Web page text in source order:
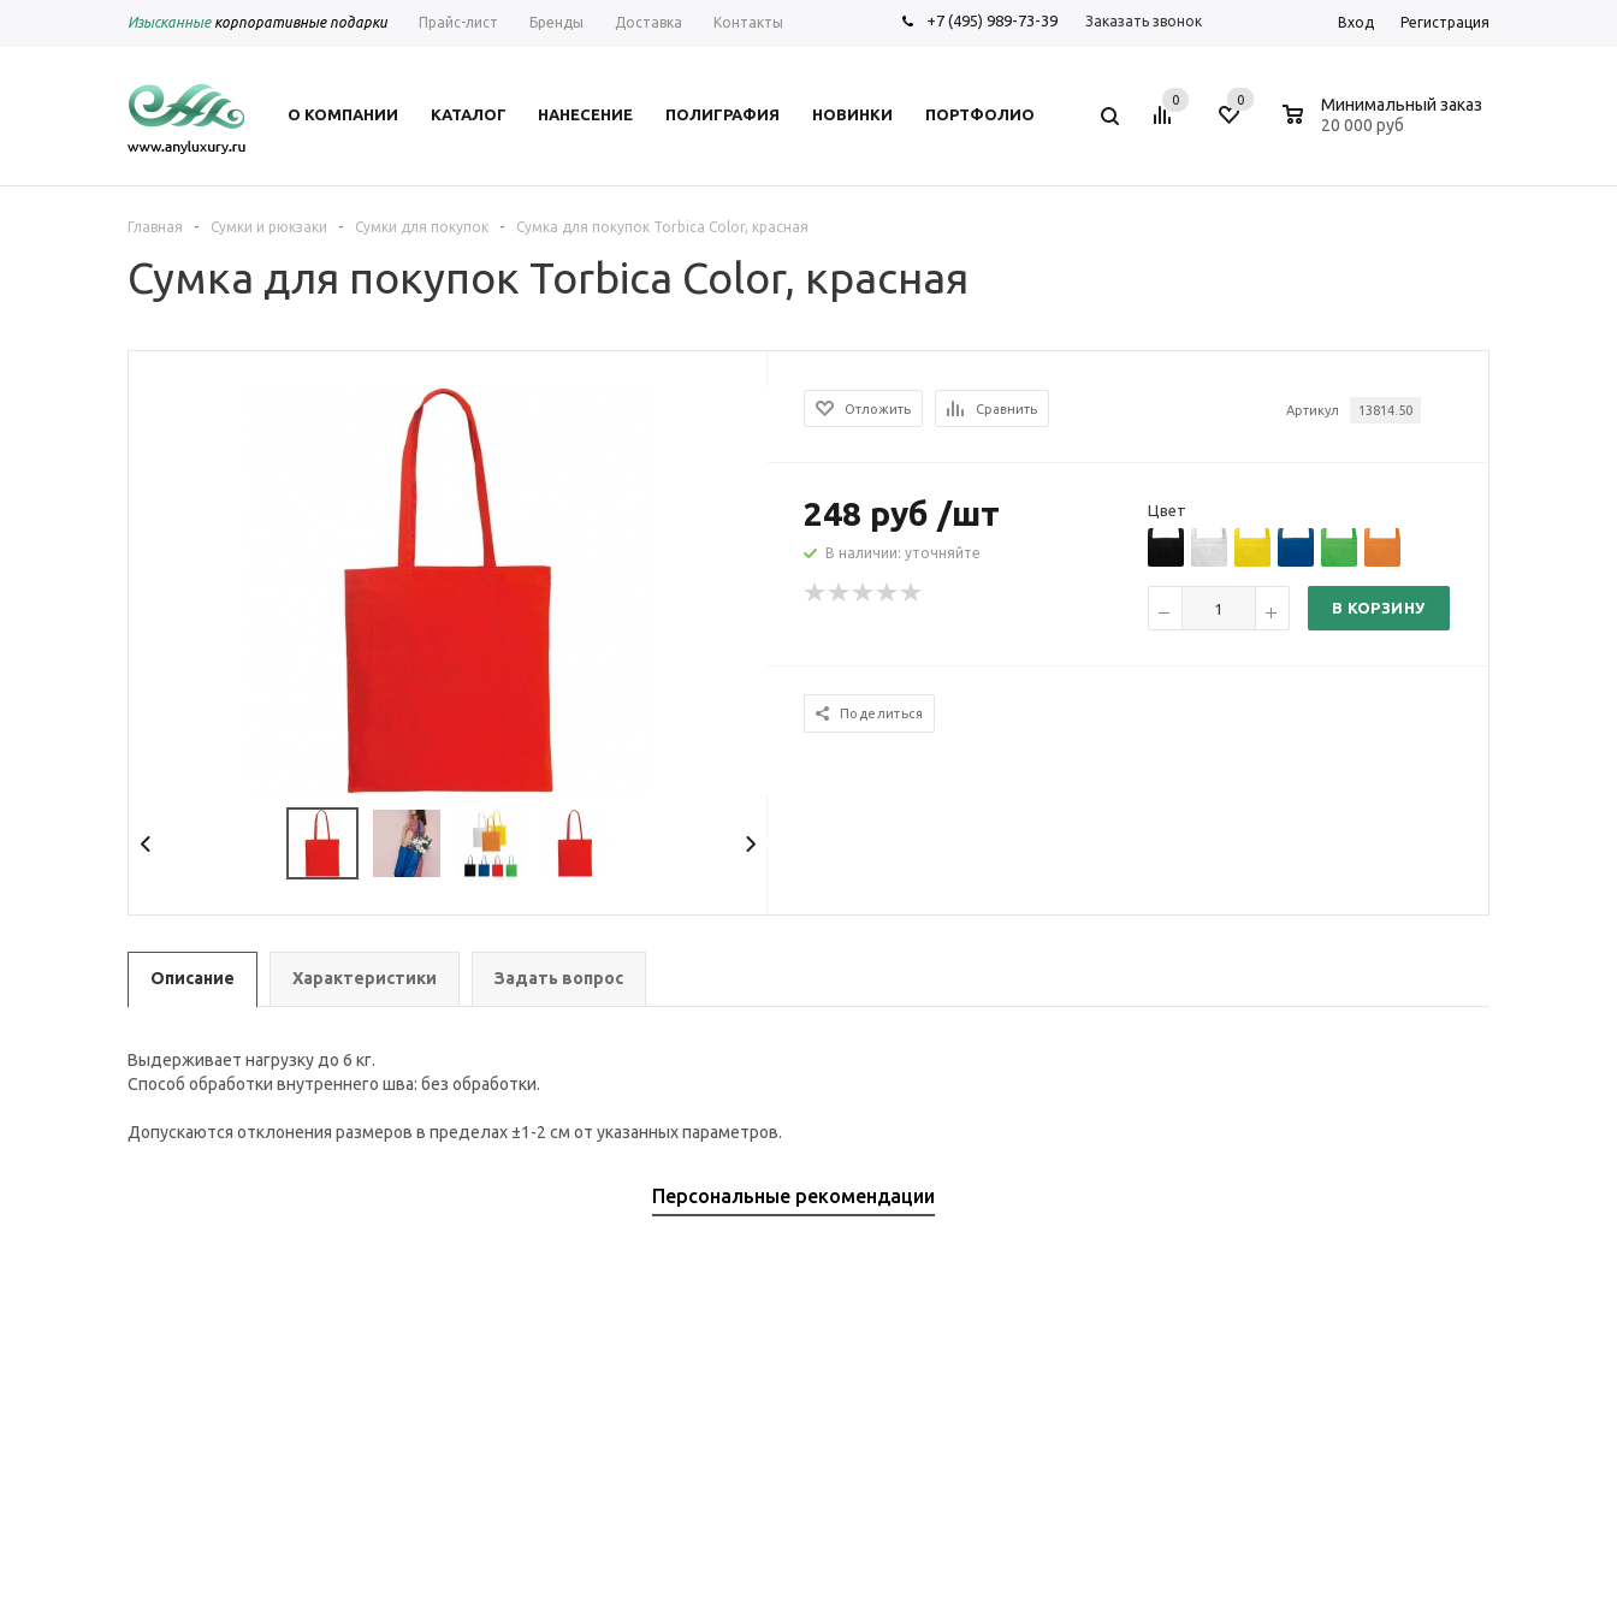
Изысканныекорпоративные подарки Прайс-лист Бренды Доставка Контакты +7 (495) 989-73-39 Заказать звонок Вход Регистрация
О КОМПАНИИ КАТАЛОГ НАНЕСЕНИЕ ПОЛИГРАФИЯ НОВИНКИ ПОРТФОЛИО
0 0
Минимальный заказ
20 000 руб
Главная - Сумки и рюкзаки - Сумки для покупок - Сумка для покупок Torbica Color, красная
Сумка для покупок Torbica Color, красная
Артикул 13814.50
Отложить Сравнить
248 руб /шт
В наличии: уточняйте
Цвет
В КОРЗИНУ
Поделиться
Описание Характеристики Задать вопрос
Выдерживает нагрузку до 6 кг.
Способ обработки внутреннего шва: без обработки.
Допускаются отклонения размеров в пределах ±1-2 см от указанных параметров.
Персональные рекомендации